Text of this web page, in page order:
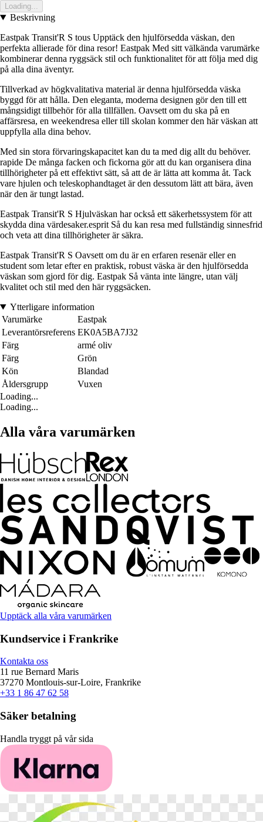
Loading...
Beskrivning
Eastpak Transit'R S tous Upptäck den hjulförsedda väskan, den
perfekta allierade för dina resor! Eastpak Med sitt välkända varumärke
kombinerar denna ryggsäck stil och funktionalitet för att följa med dig
på alla dina äventyr.
Tillverkad av högkvalitativa material är denna hjulförsedda väska
byggd för att hålla. Den eleganta, moderna designen gör den till ett
mångsidigt tillbehör för alla tillfällen. Oavsett om du ska på en
affärsresa, en weekendresa eller till skolan kommer den här väskan att
uppfylla alla dina behov.
Med sin stora förvaringskapacitet kan du ta med dig allt du behöver.
rapide De många facken och fickorna gör att du kan organisera dina
tillhörigheter på ett effektivt sätt, så att de är lätta att komma åt. Tack
vare hjulen och teleskophandtaget är den dessutom lätt att bära, även
när den är tungt lastad.
Eastpak Transit'R S Hjulväskan har också ett säkerhetssystem för att
skydda dina värdesaker.esprit Så du kan resa med fullständig sinnesfrid
och veta att dina tillhörigheter är säkra.
Eastpak Transit'R S Oavsett om du är en erfaren resenär eller en
student som letar efter en praktisk, robust väska är den hjulförsedda
väskan som gjord för dig. Eastpak Så vänta inte längre, utan välj
kvalitet och stil med den här ryggsäcken.
Ytterligare information
Varumärke
Eastpak
Leverantörsreferens EK0A5BA7J32
Färg
armé oliv
Färg
Grön
Kön
Blandad
Åldersgrupp
Vuxen
Loading...
Loading...
Alla våra varumärken
Upptäck alla våra varumärken
Kundservice i Frankrike
Kontakta oss
11 rue Bernard Maris
37270 Montlouis-sur-Loire, Frankrike
+33 1 86 47 62 58
Säker betalning
Handla tryggt på vår sida